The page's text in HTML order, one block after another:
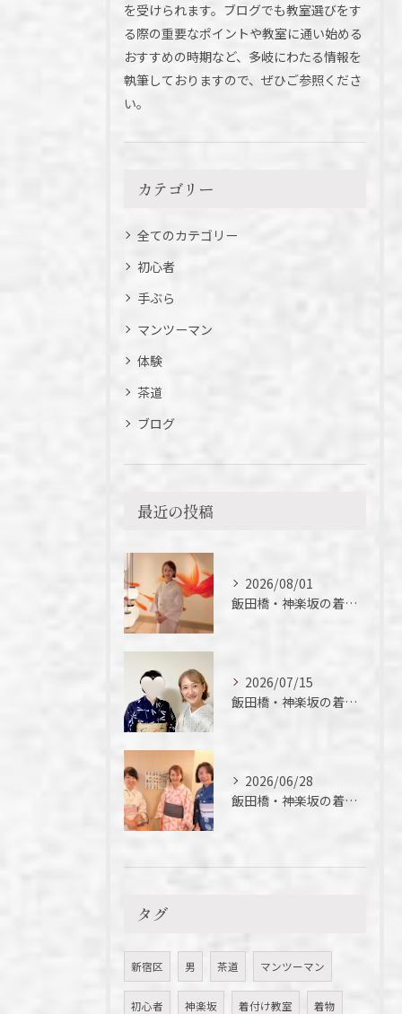
を受けられます。ブログでも教室選びをす
る際の重要なポイントや教室に通い始める
おすすめの時期など、多岐にわたる情報を
執筆しておりますので、ぜひご参照くださ
い。
カテゴリー
全てのカテゴリー
初心者
手ぶら
マンツーマン
体験
茶道
ブログ
最近の投稿
2026/08/01
飯田橋・神楽坂の着付け教室｜夏の着物の魅力
2026/07/15
飯田橋・神楽坂の着付け教室｜短期間でここまでできる！徒さん実例ご紹介
2026/06/28
飯田橋・神楽坂の着付け教室｜今年初の浴衣、落語を楽しんできました
タグ
新宿区 男 茶道 マンツーマン
初心者 神楽坂 着付け教室 着物